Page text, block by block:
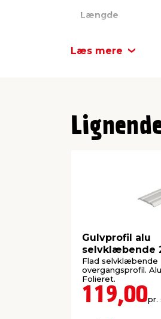
Længde
Læs mere
Gulvprofil alu
selvklæbende
1800 mm
Flad selvklæbende
overgangsprofil.
Folieret.
119,00pr.